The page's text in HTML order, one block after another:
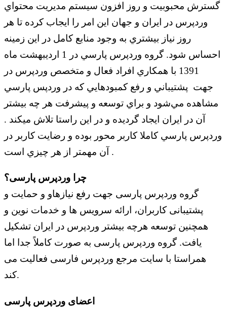
گسترش محبوبيت و روز افزون سيستم مديريت محتواي
وردپرس در ايران و جهان اين امر را ايجاب كرده تا هر
روز نياز بيشتري به وجود منابع كامل در اين زمينه
احساس شود. گروه وردپرس پارسي در 1 ارديبهشت ماه
1391 با همكاري افراد فعال و متخصص وردپرس در
جهت پشتيباني و رفع كمبود‌هايي كه در وردپس پارسي
مشاهده مي‌شود و براي توسعه و پيشرفت هر چه بيشتر
آن در ايران ايجاد گرديده و در اين راستا تلاش ميكند .
وردپرس پارسي كاملا كاربر محور بوده و رضايت كاربر در
آن مهمتر از هر چيزي است .
چرا وردپرس پارسی؟
گروه وردپرس پارسی جهت رفع نیازهاو و حمایت و
پشتیبانی کاربران، ارائه سرویس ها و خدمات نوین و
همچنین توسعه هرچه بیشتر وردپرس در ایران تشکیل
یافت. گروه وردپرس پارسی به صورت کاملاً جدا اما
همراستا با سایت مرجع وردپرس فارسی فعالیت می
کند.
اعضای وردپرس پارسی